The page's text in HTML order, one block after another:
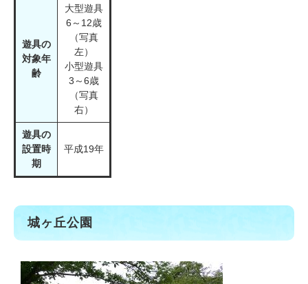
遊具の
対象年
齢
大型遊具
6～12歳
（写真
左）
小型遊具
3～6歳
（写真
右）
遊具の
設置時
期
平成19年
城ヶ丘公園